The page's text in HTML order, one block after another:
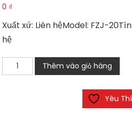
0 ₫
Xuất xứ: Liên hệModel: FZJ-
hệ
Động
cơ
Thêm vào giỏ hàng
Yêu